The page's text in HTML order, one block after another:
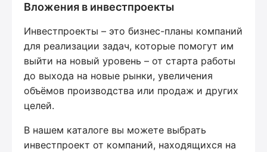
Вложения в инвестпроекты
Инвестпроекты – это бизнес-планы компаний
для реализации задач, которые помогут им
выйти на новый уровень – от старта работы
до выхода на новые рынки, увеличения
объёмов производства или продаж и других
целей.
В нашем каталоге вы можете выбрать
инвестпроект от компаний, находящихся на